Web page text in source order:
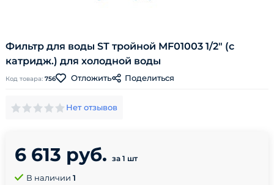
Фильтр для воды ST тройной MF01003 1/2" (с
катридж.) для холодной воды
Код товара: 756 Отложить Поделиться
Нет отзывов
6 613 руб. за 1 шт
В наличии 1